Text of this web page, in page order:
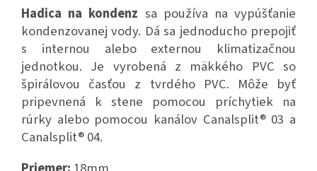
Hadica na kondenz sa používa na vypúšťanie
kondenzovanej vody. Dá sa jednoducho prepojiť
s internou alebo externou klimatizačnou
jednotkou. Je vyrobená z mäkkého PVC so
špirálovou časťou z tvrdého PVC. Môže byť
pripevnená k stene pomocou príchytiek na
rúrky alebo pomocou kanálov Canalsplit® 03 a
Canalsplit® 04.